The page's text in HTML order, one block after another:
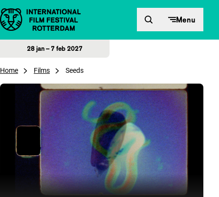
Direct naar inhoud Menu
28 jan – 7 feb 2027
Home Films Seeds